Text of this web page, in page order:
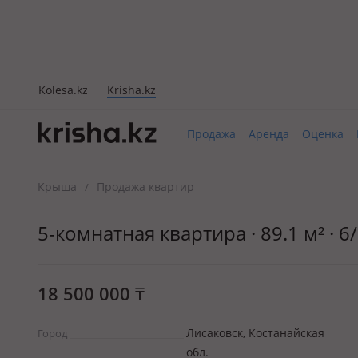
Kolesa.kz Krisha.kz
Продажа Аренда Оценка
Крыша / Продажа квартир
5-комнатная квартира · 89.1 м² ·
18 500 000 ₸
Город
Лисаковск, Костанайская
обл.